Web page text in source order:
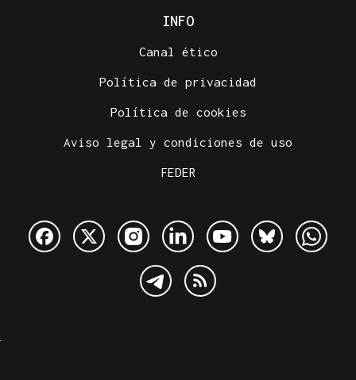
INFO
Canal ético
Política de privacidad
Política de cookies
Aviso legal y condiciones de uso
FEDER